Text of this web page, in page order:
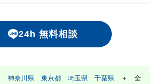
24h 無料相談
神奈川県 東京都 埼玉県 千葉県 ＋ 全